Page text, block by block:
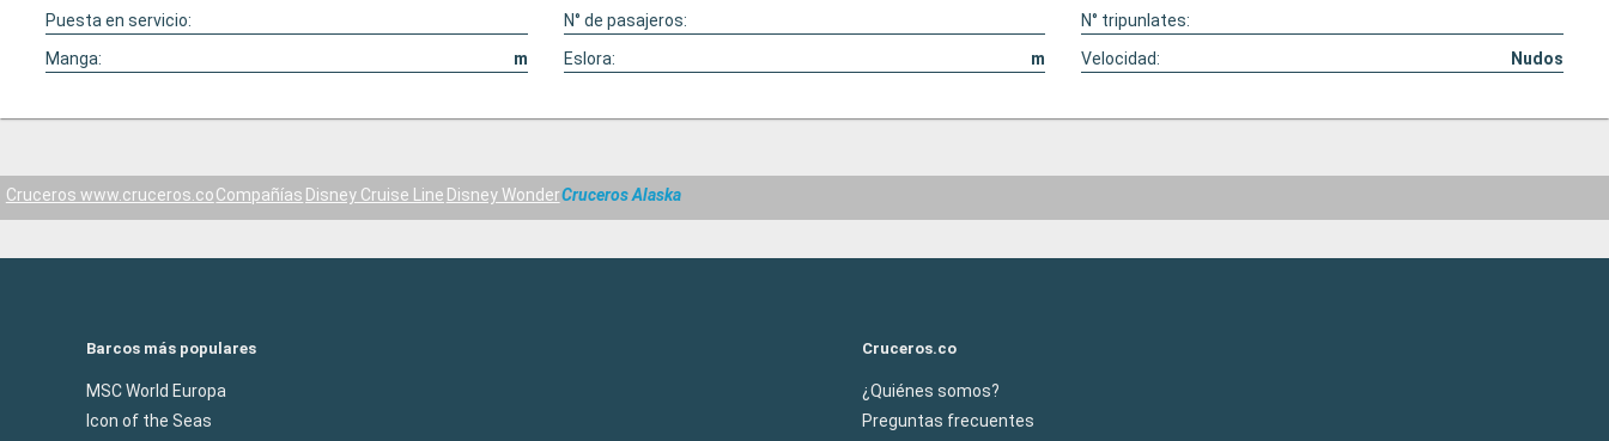
Puesta en servicio: N° de pasajeros:
N° tripunlates:
Manga:
m Eslora: m Velocidad: Nudos
Cruceros www.cruceros.coCompañías Disney Cruise Line Disney WonderCruceros Alaska
Barcos más populares
MSC World Europa
Icon of the Seas
Cruceros.co
¿Quiénes somos?
Preguntas frecuentes